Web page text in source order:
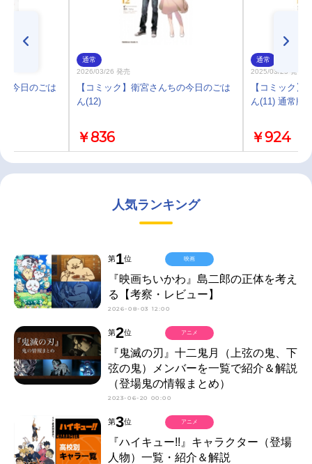
今日のごは
通常
2026/03/26 発売
【コミック】衛宮さんちの今日のごは
ん(12)
￥836
通常
2025/03/25 発売
【コミック】
ん(11) 通常版
￥924
人気ランキング
第1位
『映画ちいかわ』島二郎の正体を考え
る【考察・レビュー】
2026-08-03 12:00
映画
第2位
『鬼滅の刃』十二鬼月（上弦の鬼、下
弦の鬼）メンバーを一覧で紹介＆解説
（登場鬼の情報まとめ）
2023-06-20 00:00
アニメ
第3位
『ハイキュー!!』キャラクター（登場
人物）一覧・紹介＆解説
アニメ